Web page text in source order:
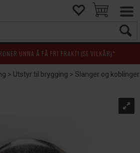
UNNA Å FÅ FRI FRAKT! (SE VILKÅR)*
>Utstyr til brygging>Slanger og koblinger